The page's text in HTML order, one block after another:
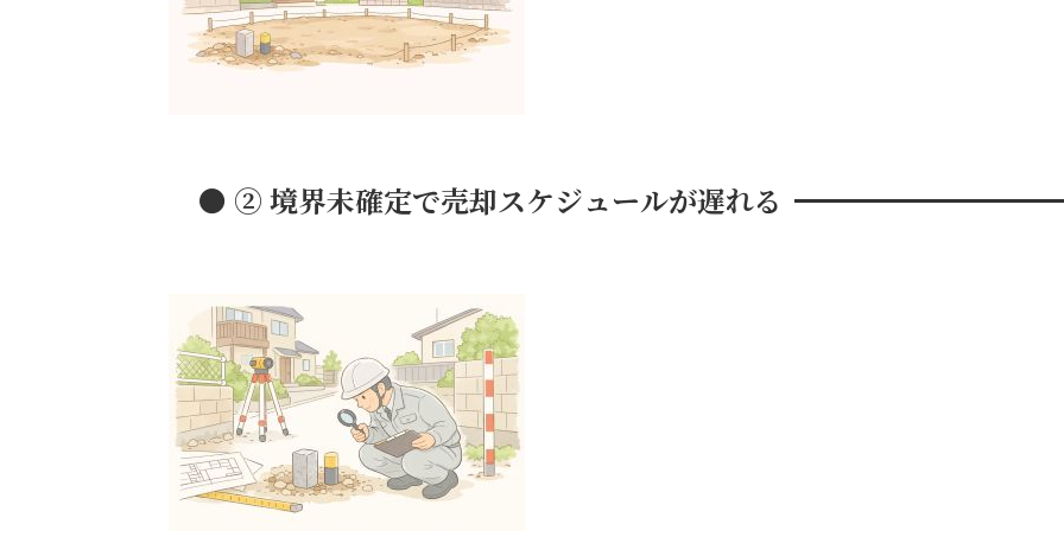
● ② 境界未確定で売却スケジュールが遅れる